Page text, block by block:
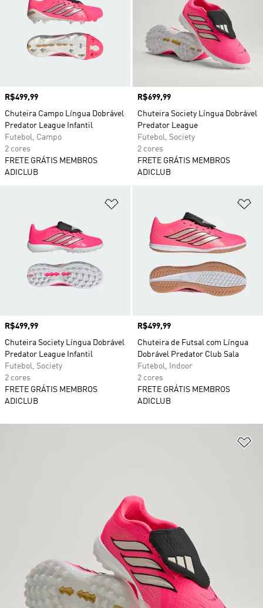
Preço
R$499,99
Chuteira Campo Língua Dobrável
Predator League Infantil
Futebol, Campo
2 cores
FRETE GRÁTIS MEMBROS
ADICLUB
Preço
R$699,99
Chuteira Society Língua Dobrável
Predator League
Futebol, Society
2 cores
FRETE GRÁTIS MEMBROS
ADICLUB
Preço
R$499,99
Chuteira Society Língua Dobrável
Predator League Infantil
Futebol, Society
2 cores
FRETE GRÁTIS MEMBROS
ADICLUB
Preço
R$499,99
Chuteira de Futsal com Língua
Dobrável Predator Club Sala
Futebol, Indoor
2 cores
FRETE GRÁTIS MEMBROS
ADICLUB